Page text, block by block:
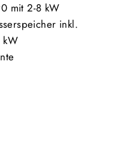
mit 2-8 kW
inkl.
kW